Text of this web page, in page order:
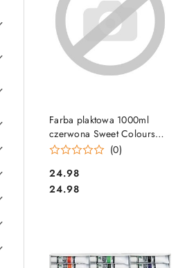
Farba plaktowa 1000ml
czerwona Sweet Colours
60294 OTOCKI(0)
Cena:
24.98
Cena:
24.98
DO KOSZYKA